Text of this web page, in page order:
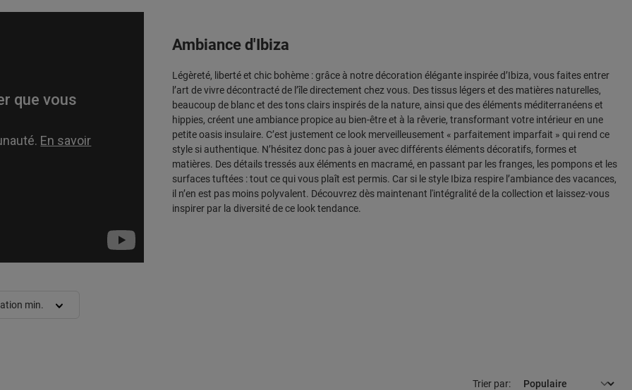
Ambiance d'Ibiza
Légèreté, liberté et chic bohème : grâce à notre décoration élégante inspirée d’Ibiza, vous faites entrer
l’art de vivre décontracté de l’île directement chez vous. Des tissus légers et des matières naturelles,
beaucoup de blanc et des tons clairs inspirés de la nature, ainsi que des éléments méditerranéens et
hippies, créent une ambiance propice au bien-être et à la rêverie, transformant votre intérieur en une
petite oasis insulaire. C’est justement ce look merveilleusement « parfaitement imparfait » qui rend ce
style si authentique. N’hésitez donc pas à jouer avec différents éléments décoratifs, formes et
matières. Des détails tressés aux éléments en macramé, en passant par les franges, les pompons et les
surfaces tuftées : tout ce qui vous plaît est permis. Car si le style Ibiza respire l’ambiance des vacances,
il n’en est pas moins polyvalent. Découvrez dès maintenant l'intégralité de la collection et laissez-vous
inspirer par la diversité de ce look tendance.
min.
Trier par: